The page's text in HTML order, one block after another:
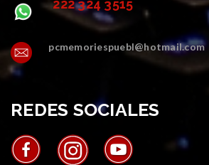
222 324 3515
pcmemoriespuebl@hotmail.com
REDES SOCIALES